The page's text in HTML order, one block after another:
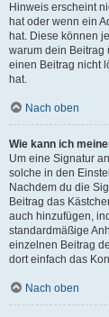
Hinweis erscheint
hat oder wenn ein
hat. Diese können
warum dein Beitrag
einen Beitrag nicht
hat.
Nach oben
Wie kann ich
Um eine Signatur
solche in den
Nachdem du die
Beitrag das
auch hinzufügen,
standardmäßige
einzelnen Beitrag
dort einfach das
Nach oben